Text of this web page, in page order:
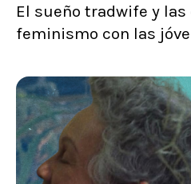
El sueño tradwife y las
feminismo con las